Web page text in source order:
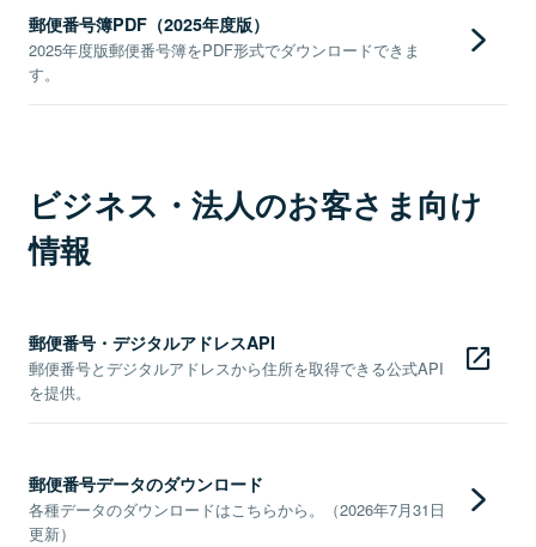
郵便番号簿PDF（2025年度版）
2025年度版郵便番号簿をPDF形式でダウンロードできま
す。
ビジネス・法人のお客さま向け
情報
郵便番号・デジタルアドレスAPI
郵便番号とデジタルアドレスから住所を取得できる公式API
を提供。
郵便番号データのダウンロード
各種データのダウンロードはこちらから。（2026年7月31日
更新）